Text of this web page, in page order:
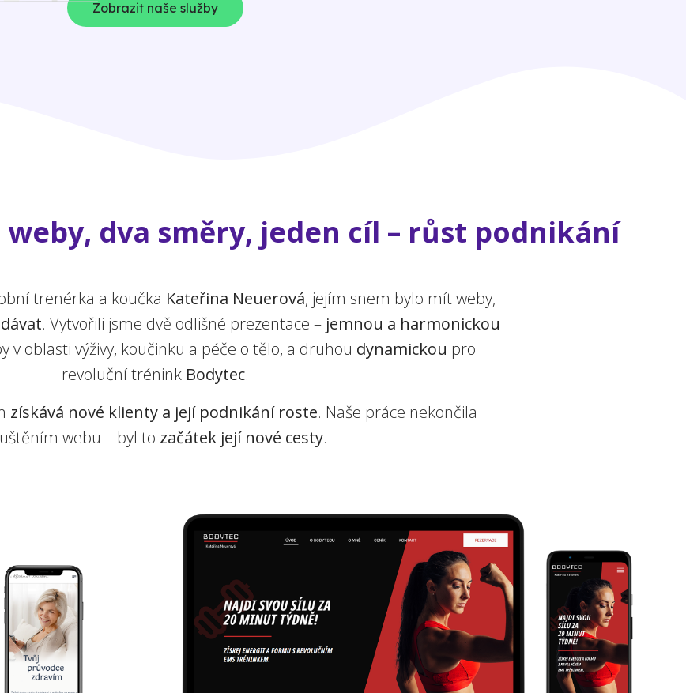
Zobrazit naše služby
dva směry, jeden cíl – růst podnikání
trenérka a koučka Kateřina Neuerová, jejím snem bylo mít weby,
. Vytvořili jsme dvě odlišné prezentace – jemnou a harmonickou
v oblasti výživy, koučinku a péče o tělo, a druhou dynamickou pro
revoluční trénink Bodytec.
získává nové klienty a její podnikání roste. Naše práce nekončila
webu – byl to začátek její nové cesty.